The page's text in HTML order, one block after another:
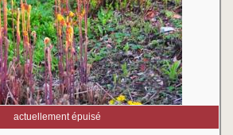
actuellement épuisé